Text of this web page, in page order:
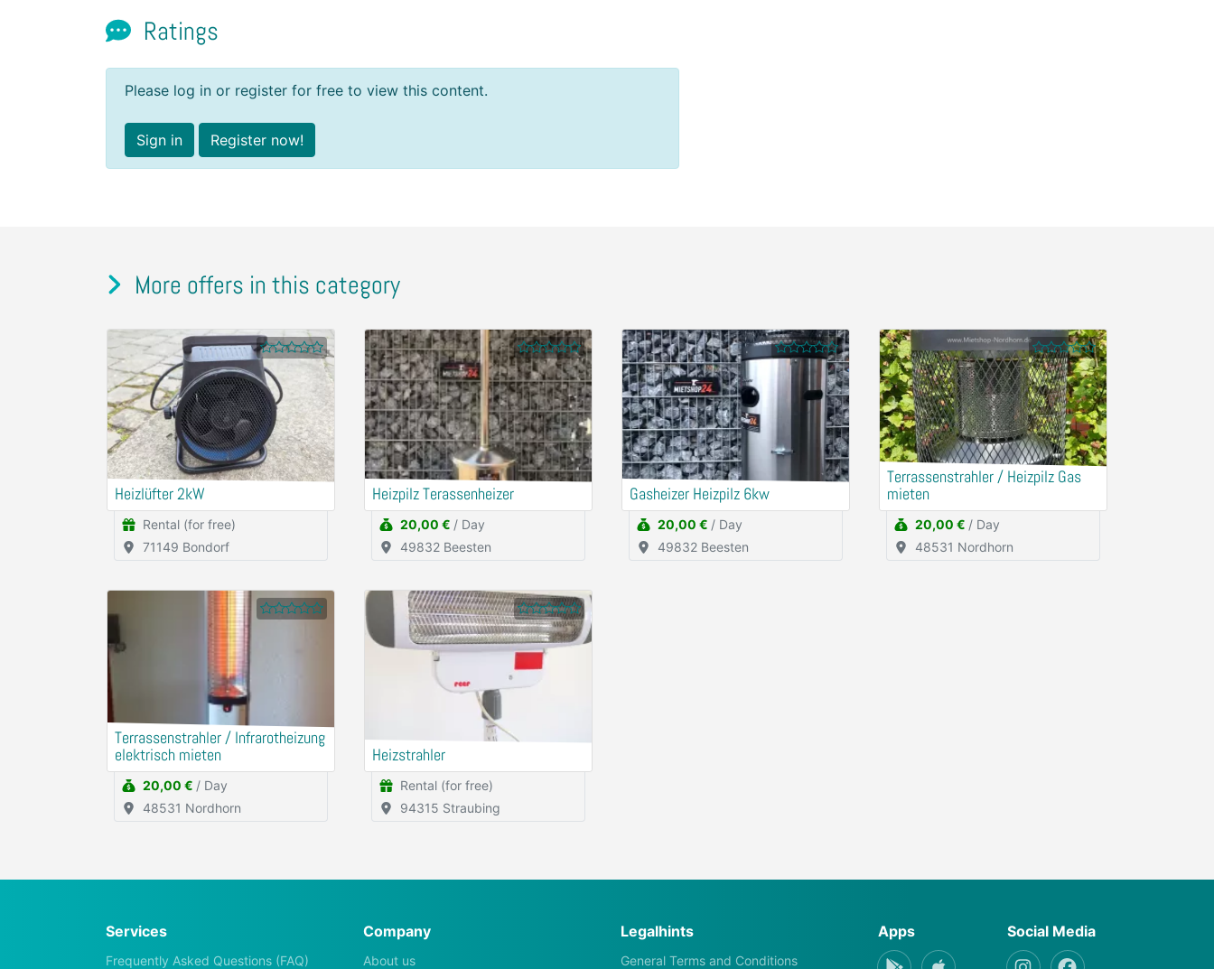
Ratings
Please log in or register for free to view this content.
Sign in Register now!
More offers in this category
Heizlüfter 2kW
Rental (for free)
71149 Bondorf
Heizpilz Terassenheizer
20,00 € / Day
49832 Beesten
Gasheizer Heizpilz 6kw
20,00 € / Day
49832 Beesten
Terrassenstrahler / Heizpilz Gas
mieten
20,00 € / Day
48531 Nordhorn
Terrassenstrahler / Infrarotheizung
elektrisch mieten
20,00 € / Day
48531 Nordhorn
Heizstrahler
Rental (for free)
94315 Straubing
Services
Frequently Asked Questions (FAQ)
Company
About us
Legalhints
General Terms and Conditions
Apps Social Media